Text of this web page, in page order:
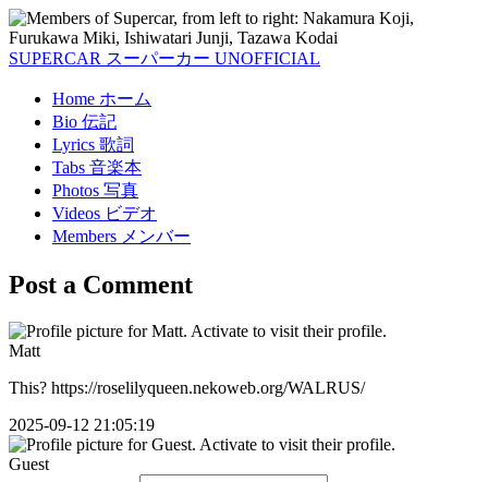
SUPERCAR スーパーカー UNOFFICIAL
Home ホーム
Bio 伝記
Lyrics 歌詞
Tabs 音楽本
Photos 写真
Videos ビデオ
Members メンバー
Post a Comment
Matt
This? https://roselilyqueen.nekoweb.org/WALRUS/
2025-09-12 21:05:19
Guest